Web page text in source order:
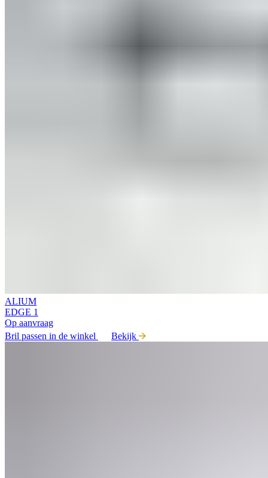
ALIUM
EDGE 1
Op aanvraag
Bril passen in de winkel
Bekijk